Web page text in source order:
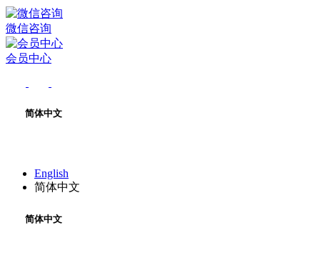
微信咨询
会员中心
简体中文
English
简体中文
简体中文